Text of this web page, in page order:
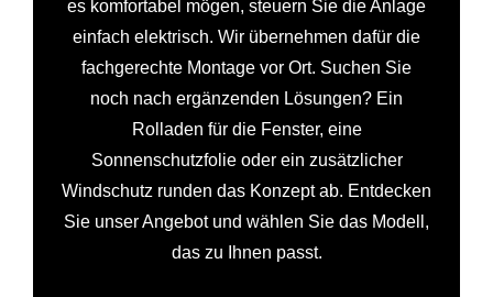
es komfortabel mögen, steuern Sie die Anlage
einfach elektrisch. Wir übernehmen dafür die
fachgerechte Montage vor Ort. Suchen Sie
noch nach ergänzenden Lösungen? Ein
Rolladen für die Fenster, eine
Sonnenschutzfolie oder ein zusätzlicher
Windschutz runden das Konzept ab. Entdecken
Sie unser Angebot und wählen Sie das Modell,
das zu Ihnen passt.